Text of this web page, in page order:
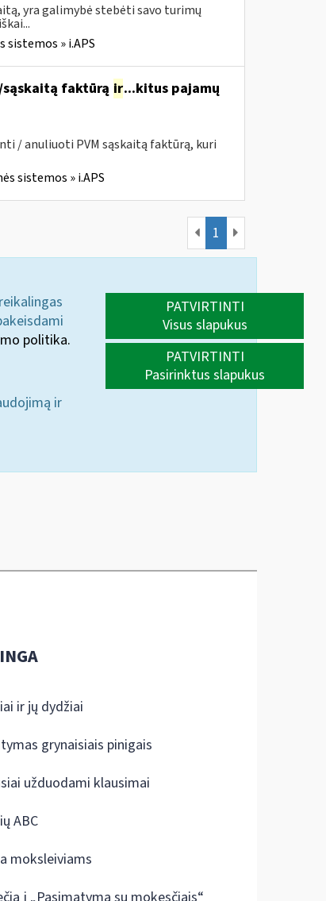
yra galimybė stebėti savo turimų
sistemos » i.APS
sąskaitą faktūrą ir...kitus pajamų
/ anuliuoti PVM sąskaitą faktūrą, kuri
sistemos » i.APS
1
politika.
ir
PATVIRTINTI
Visus slapukus
PATVIRTINTI
Pasirinktus slapukus
ir jų dydžiai
grynaisiais pinigais
užduodami klausimai
ABC
moksleiviams